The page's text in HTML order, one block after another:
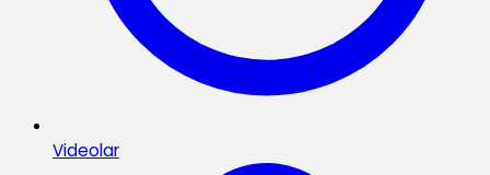
Videolar